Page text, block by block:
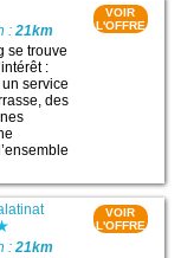
:21km
se trouve
:
service
des
VOIR
L'OFFRE
:21km
VOIR
L'OFFRE